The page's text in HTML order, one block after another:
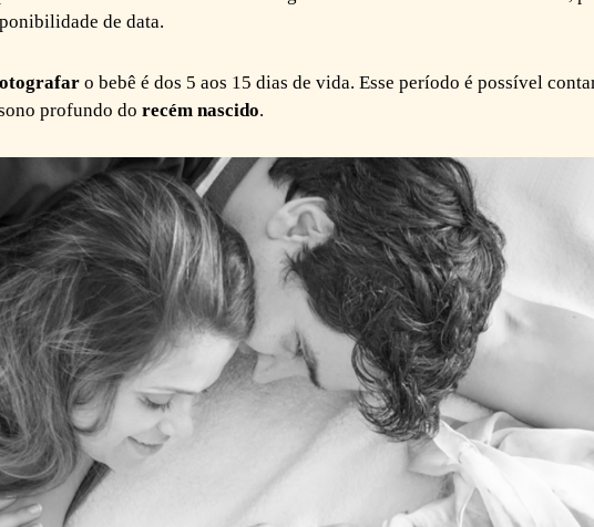
de data.
o bebê é dos 5 aos 15 dias de vida. Esse período é possível
profundo do recém nascido.